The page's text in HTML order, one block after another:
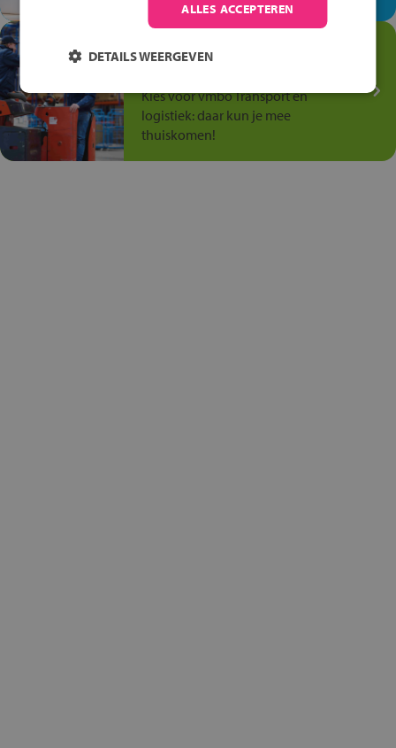
Transport en Logistiek
Kies voor vmbo Transport en
logistiek: daar kun je mee
thuiskomen!
ALLES ACCEPTEREN
DETAILS WEERGEVEN